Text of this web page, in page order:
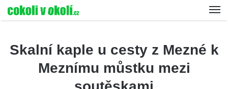
Skalní kaple u cesty z Mezné k
Meznímu můstku mezi